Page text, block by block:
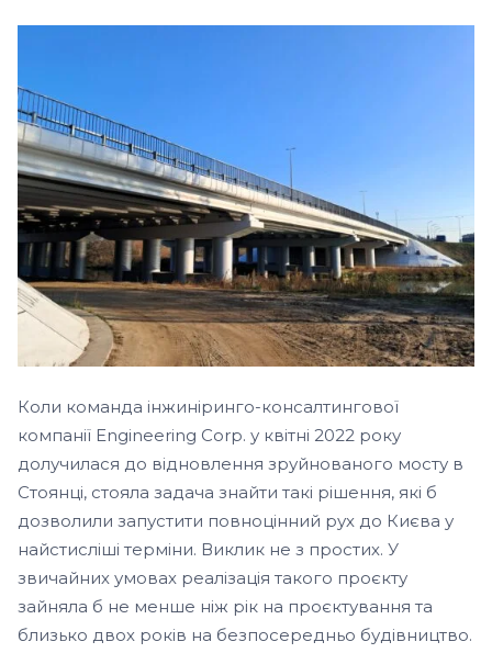
Коли команда інжиніринго-консалтингової
компанії Engineering Corp. у квітні 2022 року
долучилася до відновлення зруйнованого мосту в
Стоянці, стояла задача знайти такі рішення, які б
дозволили запустити повноцінний рух до Києва у
найстисліші терміни. Виклик не з простих. У
звичайних умовах реалізація такого проєкту
зайняла б не менше ніж рік на проєктування та
близько двох років на безпосередньо будівництво.